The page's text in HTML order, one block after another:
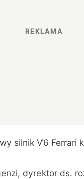
silnik V6 Ferrari
dyrektor ds.